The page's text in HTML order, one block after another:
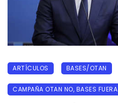
ARTÍCULOS BASES/OTAN
CAMPAÑA OTAN NO, BASES FUERA